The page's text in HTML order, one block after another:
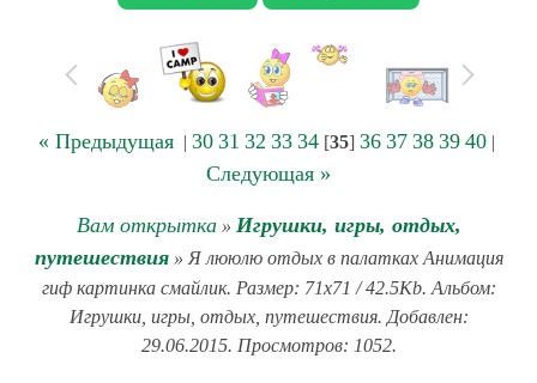
« Предыдущая| 30 31 32 33 34[35] 36 37 38 39 40|
Следующая »
Вам открытка» Игрушки, игры, отдых,
путешествия» Я лююлю отдых в палатках Анимация
гиф картинка смайлик. Размер: 71x71 / 42.5Kb. Альбом:
Игрушки, игры, отдых, путешествия. Добавлен:
29.06.2015. Просмотров: 1052.